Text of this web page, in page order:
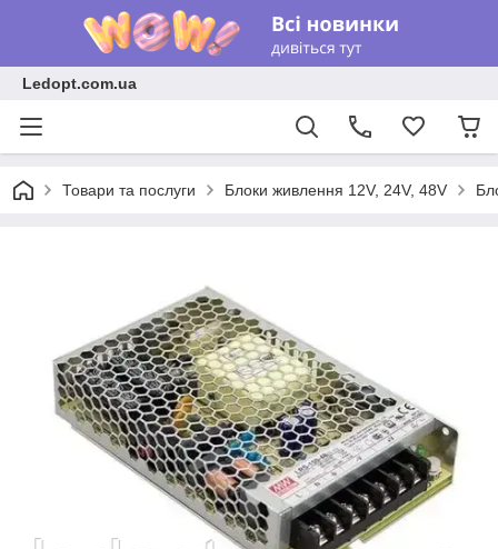
Ledopt.com.ua
Товари та послуги Блоки живлення 12V, 24V, 48V